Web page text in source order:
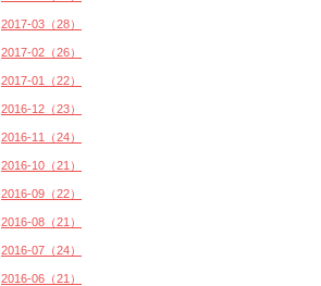
2017-03（28）
2017-02（26）
2017-01（22）
2016-12（23）
2016-11（24）
2016-10（21）
2016-09（22）
2016-08（21）
2016-07（24）
2016-06（21）